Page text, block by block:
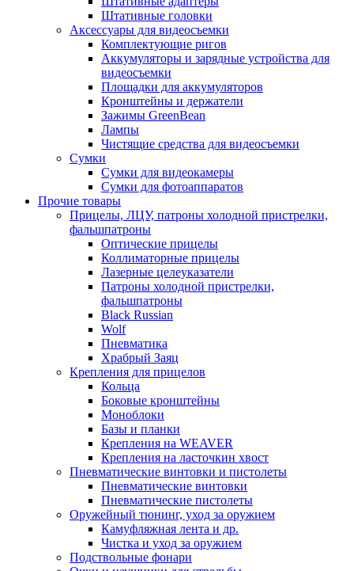
Штативные головки
Аксессуары для видеосъемки
Комплектующие ригов
Аккумуляторы и зарядные устройства для
видеосъемки
Площадки для аккумуляторов
Кронштейны и держатели
Зажимы GreenBean
Лампы
Чистящие средства для видеосъемки
Сумки
Сумки для видеокамеры
Сумки для фотоаппаратов
Прочие товары
Прицелы, ЛЦУ, патроны холодной пристрелки,
фальшпатроны
Оптические прицелы
Коллиматорные прицелы
Лазерные целеуказатели
Патроны холодной пристрелки,
фальшпатроны
Black Russian
Wolf
Пневматика
Храбрый Заяц
Крепления для прицелов
Кольца
Боковые кронштейны
Моноблоки
Базы и планки
Крепления на WEAVER
Крепления на ласточкин хвост
Пневматические винтовки и пистолеты
Пневматические винтовки
Пневматические пистолеты
Оружейный тюнинг, уход за оружием
Камуфляжная лента и др.
Чистка и уход за оружием
Подствольные фонари